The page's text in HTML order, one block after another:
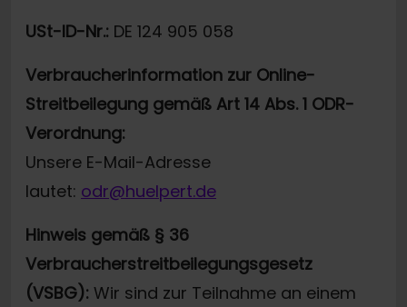
USt-ID-Nr.: DE 124 905 058
Verbraucherinformation zur Online-
Streitbeilegung gemäß Art 14 Abs. 1 ODR-
Verordnung:
Unsere E-Mail-Adresse
lautet: odr@huelpert.de
Hinweis gemäß § 36
Verbraucherstreitbeilegungsgesetz
(VSBG): Wir sind zur Teilnahme an einem